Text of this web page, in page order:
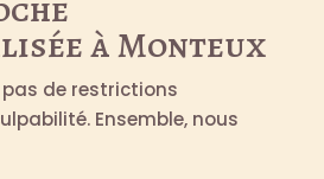
à Monteux
pas de restrictions
Ensemble, nous